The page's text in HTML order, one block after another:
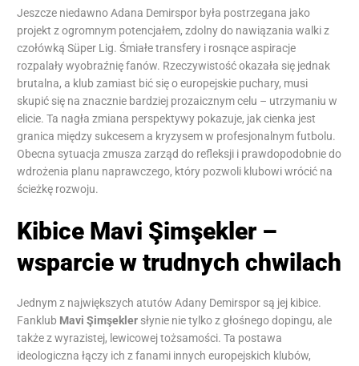
Jeszcze niedawno Adana Demirspor była postrzegana jako
projekt z ogromnym potencjałem, zdolny do nawiązania walki z
czołówką Süper Lig. Śmiałe transfery i rosnące aspiracje
rozpalały wyobraźnię fanów. Rzeczywistość okazała się jednak
brutalna, a klub zamiast bić się o europejskie puchary, musi
skupić się na znacznie bardziej prozaicznym celu – utrzymaniu w
elicie. Ta nagła zmiana perspektywy pokazuje, jak cienka jest
granica między sukcesem a kryzysem w profesjonalnym futbolu.
Obecna sytuacja zmusza zarząd do refleksji i prawdopodobnie do
wdrożenia planu naprawczego, który pozwoli klubowi wrócić na
ścieżkę rozwoju.
Kibice Mavi Şimşekler –
wsparcie w trudnych chwilach
Jednym z największych atutów Adany Demirspor są jej kibice.
Fanklub Mavi Şimşekler słynie nie tylko z głośnego dopingu, ale
także z wyrazistej, lewicowej tożsamości. Ta postawa
ideologiczna łączy ich z fanami innych europejskich klubów,